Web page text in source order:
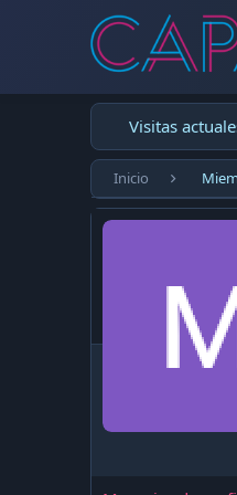
Visitas
Inicio